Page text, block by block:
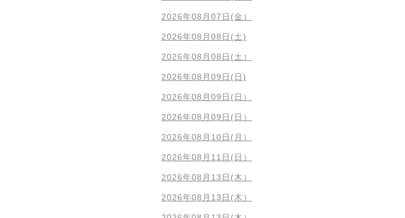
2026年08月07日(金）
2026年08月08日(土)
2026年08月08日(土）
2026年08月09日(日)
2026年08月09日(日）
2026年08月09日(日）
2026年08月10日(月）
2026年08月11日(日）
2026年08月13日(木）
2026年08月13日(木）